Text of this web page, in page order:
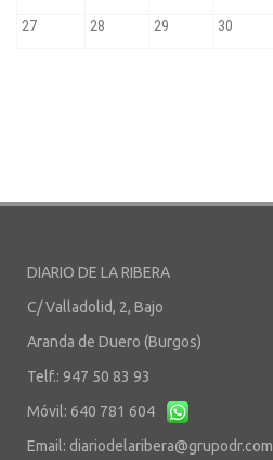
DIARIO DE LA RIBERA
C/ Valladolid, 2, Bajo
Aranda de Duero (Burgos)
Telf.: 947 50 83 93
Móvil: 640 781 604
Email: diariodelaribera@grupodr.com